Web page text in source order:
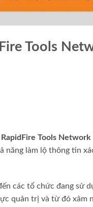
Tools
RapidFire Tools
năng làm lộ thông tin
các tổ chức đang sử
quản trị và từ đó xâm